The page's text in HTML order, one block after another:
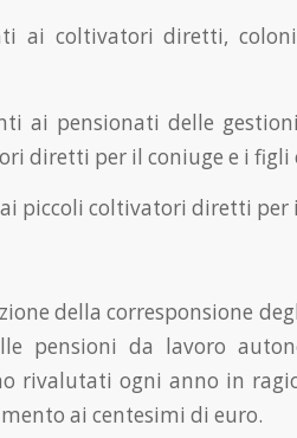
ai coltivatori diretti,
ai pensionati delle
diretti per il coniuge e i figli
piccoli coltivatori diretti
della corresponsione
pensioni da lavoro
rivalutati ogni anno in
ai centesimi di euro.